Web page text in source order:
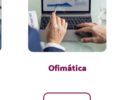
Ofimática